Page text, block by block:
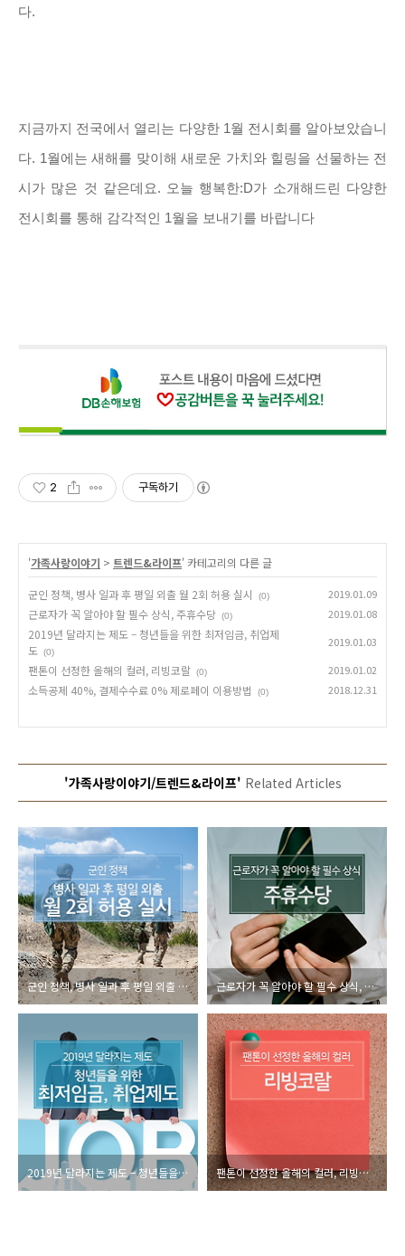
다.
지금까지 전국에서 열리는 다양한 1월 전시회를 알아보았습니
다. 1월에는 새해를 맞이해 새로운 가치와 힐링을 선물하는 전
시가 많은 것 같은데요. 오늘 행복한:D가 소개해드린 다양한
전시회를 통해 감각적인 1월을 보내기를 바랍니다
2 구독하기
'가족사랑이야기 > 트렌드&라이프' 카테고리의 다른 글
군인 정책, 병사 일과 후 평일 외출 월 2회 허용 실시 (0) 2019.01.09
근로자가 꼭 알아야 할 필수 상식, 주휴수당 (0) 2019.01.08
2019년 달라지는 제도 – 청년들을 위한 최저임금, 취업제
도 (0)
2019.01.03
팬톤이 선정한 올해의 컬러, 리빙코랄 (0) 2019.01.02
소득공제 40%, 결제수수료 0% 제로페이 이용방법 (0) 2018.12.31
'가족사랑이야기/트렌드&라이프' Related Articles
군인 정책, 병사 일과 후 평일 외출 월 2회 허용 실시 근로자가 꼭 알아야 할 필수 상식, 주휴수당
2019년 달라지는 제도 – 청년들을 위한 최저임금, 취업제도 팬톤이 선정한 올해의 컬러, 리빙코랄